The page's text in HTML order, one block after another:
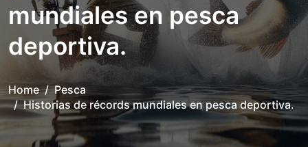
mundiales en pesca
deportiva.
Home
Pesca
Historias de récords mundiales en pesca deportiva.